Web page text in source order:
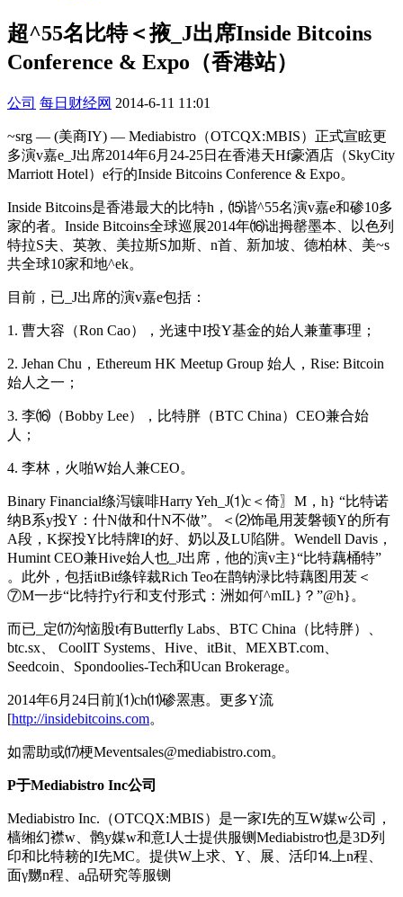
超^55名比特＜掖_J出席Inside Bitcoins
Conference & Expo（香港站）
公司 每日财经网 2014-6-11 11:01
~srg — (美商IY) — Mediabistro（OTCQX:MBIS）正式宣眩更
多演v嘉e_J出席2014年6月24-25日在香港天Hf豪酒店（SkyCity
Marriott Hotel）e行的Inside Bitcoins Conference & Expo。
Inside Bitcoins是香港最大的比特h，⒂谐^55名演v嘉e和碜10多
家的者。Inside Bitcoins全球巡展2014年⒃诎拇罄墨本、以色列
特拉S夫、英敦、美拉斯S加斯、n首、新加坡、德柏林、美~s
共全球10家和地^ek。
目前，已_J出席的演v嘉e包括：
1. 曹大容（Ron Cao），光速中I投Y基金的始人兼董事理；
2. Jehan Chu，Ethereum HK Meetup Group 始人，Rise: Bitcoin
始人之一；
3. 李⒃（Bobby Lee），比特胖（BTC China）CEO兼合始
人；
4. 李林，火啪W始人兼CEO。
Binary Financial绦泻镶啡Harry Yeh_J⑴c＜倚〗M，h} “比特诺
纳B系y投Y：什N做和什N不做”。＜⑵饰黾用茇磐顿Y的所有
A段，K探投Y比特牌I的好、奶以及LU陷阱。Wendell Davis，
Humint CEO兼Hive始人也_J出席，他的演v主}“比特藕桶特”
。此外，包括itBit绦锌裁Rich Teo在鹊钠渌比特藕图用茇＜
⑦M一步“比特拧y行和支付形式：洲如何^mIL}？”@h}。
而已_定⒄沟恼股t有Butterfly Labs、BTC China（比特胖）、
btc.sx、 CoolIT Systems、Hive、itBit、MEXBT.com、
Seedcoin、Spondoolies-Tech和Ucan Brokerage。
2014年6月24日前]⑴ch⑾碜罴惠。更多Y流
[http://insidebitcoins.com。
如需助或⒄梗Meventsales@mediabistro.com。
P于Mediabistro Inc公司
Mediabistro Inc.（OTCQX:MBIS）是一家I先的互W媒w公司，
樯缃幻襟w、鹘y媒w和意I人士提供服铡Mediabistro也是3D列
印和比特耪的I先MC。提供W上求、Y、展、活印⒕上n程、
面γ嬲n程、a品研究等服铡